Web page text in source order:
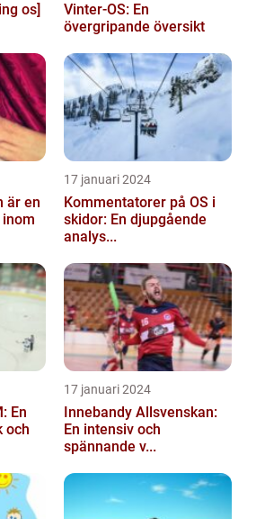
os]
Vinter-OS: En
övergripande översikt
är en
17 januari 2024
Kommentatorer på OS i
skidor: En djupgående
analys...
En
och
17 januari 2024
Innebandy Allsvenskan:
En intensiv och
spännande v...